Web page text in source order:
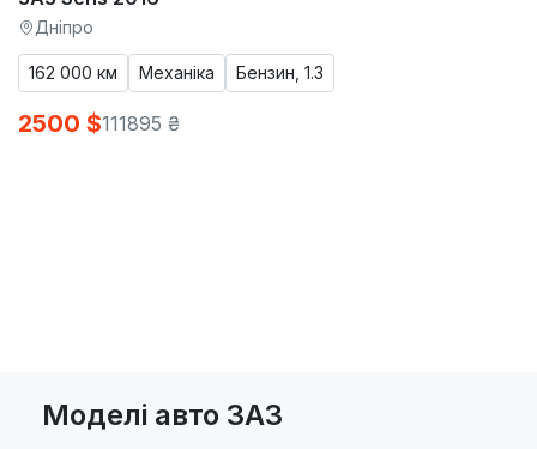
Дніпро
162 000 км Механіка Бензин, 1.3
2500 $111895 ₴
Моделі авто ЗАЗ